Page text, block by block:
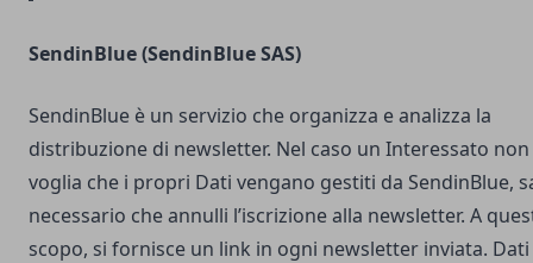
SendinBlue(SendinBlue SAS)
SendinBlue è un servizio che organizza e analizza la
distribuzione di newsletter. Nel caso un Interessato non
voglia che i propri Dati vengano gestiti da SendinBlue,
necessario che annulli l’iscrizione alla newsletter. A
scopo, si fornisce un link in ogni newsletter inviata. Dati